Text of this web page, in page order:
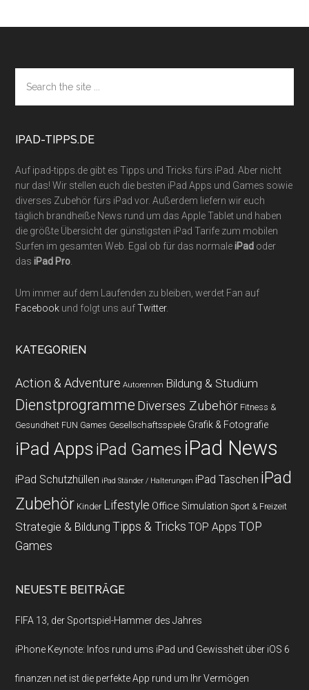
Footer
the
site
IPAD-TIPPS.DE
Auf ipad-tipps.de gibt es Tipps und Tricks fürs iPad. Aber nicht
nur das! Wir stellen euch die besten iPad Apps und Games sowie
diverses Zubehör fürs iPad vor. Außerdem liefern wir euch
täglich brandheiße News rund um das Apple Tablet und haben
die größte Übersicht der günstigsten iPad Tarife zum mobilen
Surfen im gesamten Web. Egal ob für das normaleiPad oder
dasiPad Pro
Um immer auf dem Laufenden zu bleiben, werdet Fan auf
Facebook und folgt uns aufTwitter.
KATEGORIEN
Action & Adventure Autorennen Bildung & Studium
Dienstprogramme Diverses Zubehör Fitness &
Gesundheit FUN Games Gesellschaftsspiele Grafik & Fotografie
iPad Apps iPad Games iPad News
iPad Schutzhüllen iPad Ständer / Halterungen iPad Taschen iPad
Zubehör Kinder Lifestyle Office Simulation Sport & Freizeit
Strategie & Bildung Tipps & Tricks TOP Apps TOP
Games
NEUESTE BEITRÄGE
FIFA 13, der Sportspiel-Hammer des Jahres
iPhone Keynote: Infos rund ums iPad und Gewissheit über iOS 6
finanzen.net ist die perfekte App rund um Ihr Vermögen